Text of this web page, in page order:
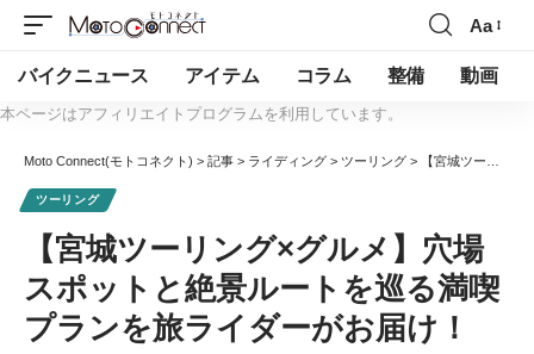
Aa
バイクニュース アイテム コラム 整備 動画
本ページはアフィリエイトプログラムを利用しています。
Moto Connect(モトコネクト) > 記事 > ライディング > ツーリング > 【宮城ツーリング×グルメ】穴場スポットと絶景ルートを巡る満喫プランを旅ライダーがお届け！
ツーリング
【宮城ツーリング×グルメ】穴場
スポットと絶景ルートを巡る満喫
プランを旅ライダーがお届け！